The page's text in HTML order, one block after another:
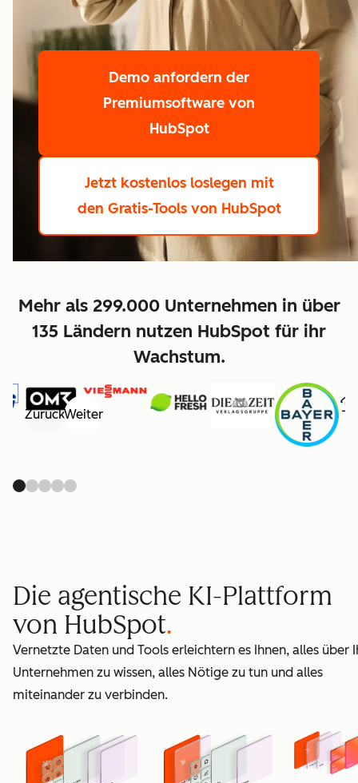
Demo anfordern der
Premiumsoftware von
HubSpot
Jetzt kostenlos loslegen mit
den Gratis-Tools von HubSpot
Mehr als 299.000 Unternehmen in über
135 Ländern nutzen HubSpot für ihr
Wachstum.
ZurückWeiter
Die agentische KI-Plattform
von HubSpot
Vernetzte Daten und Tools erleichtern es Ihnen, alles über
Unternehmen zu wissen, alles Nötige zu tun und alles
miteinander zu verbinden.